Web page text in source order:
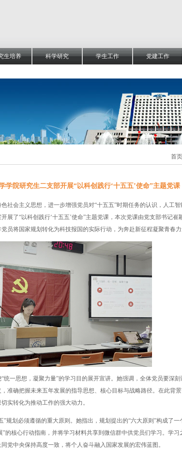
生培养 科学研究 学生工作 党建工作
首页
学院研究生二支部开展“以科创践行‘十五五’使命”主题党课
社会主义思想，进一步增强党员对“十五五”时期任务的认识，人工
展了“以科创践行‘十五五’使命”主题党课，本次党课由党支部书记崔
员将国家规划转化为科技报国的实际行动，为奔赴新征程凝聚青春力
统一思想，凝聚力量”的学习目的展开宣讲。她强调，全体党员要深刻
准确把握未来五年发展的指导思想、核心目标与战略路径。在此背
实转化为推动工作的强大动力。
”规划必须遵循的重大原则。她指出，规划提出的“六大原则”构成了
”的核心行动指南，并将学习材料共享到微信群中供党员们学习。学
党中央保持高度一致，将个人奋斗融入国家发展的宏伟蓝图。